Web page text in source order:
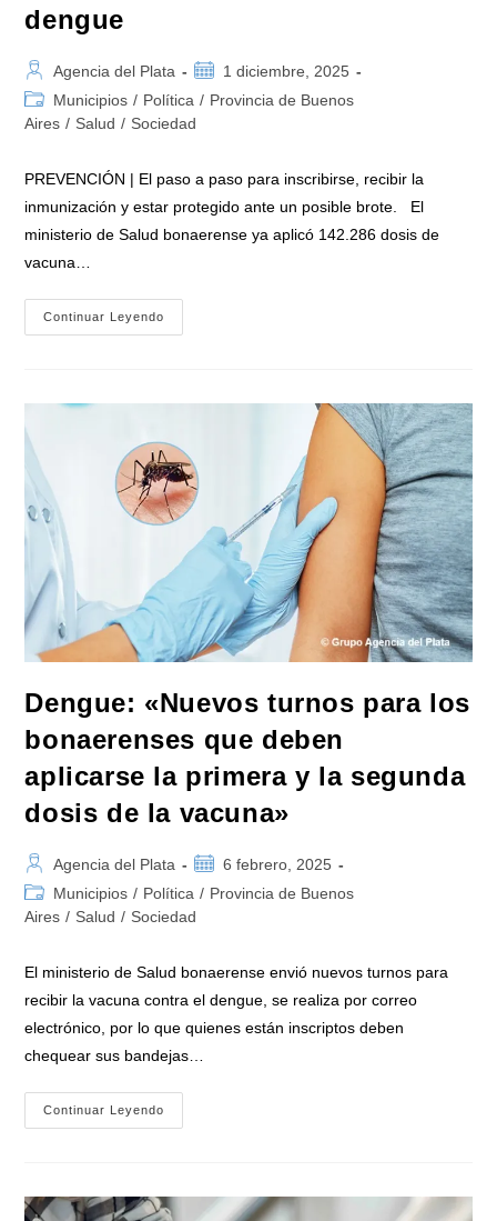
dengue
Autor
de
la
Agencia del Plata
Publicación
de
la
1 diciembre, 2025
Categoría
de
entrada:
Municipios / Política / Provincia de Buenos
Aires / Salud / Sociedad
PREVENCIÓN | El paso a paso para inscribirse, recibir la
inmunización y estar protegido ante un posible brote. El
ministerio de Salud bonaerense ya aplicó 142.286 dosis de
vacuna…
Continuar Leyendo
PBA
Y
Ya
Aplicó
Más
De
140.000
Dosis
Contra
El
Dengue
Dengue: «Nuevos turnos para los
bonaerenses que deben
aplicarse la primera y la segunda
dosis de la vacuna»
Autor
de
la
Agencia del Plata
Publicación
de
la
6 febrero, 2025
Categoría
de
Municipios / Política / Provincia de Buenos
Aires / Salud / Sociedad
El ministerio de Salud bonaerense envió nuevos turnos para
recibir la vacuna contra el dengue, se realiza por correo
electrónico, por lo que quienes están inscriptos deben
chequear sus bandejas…
Continuar Leyendo
«Nuevos
Que